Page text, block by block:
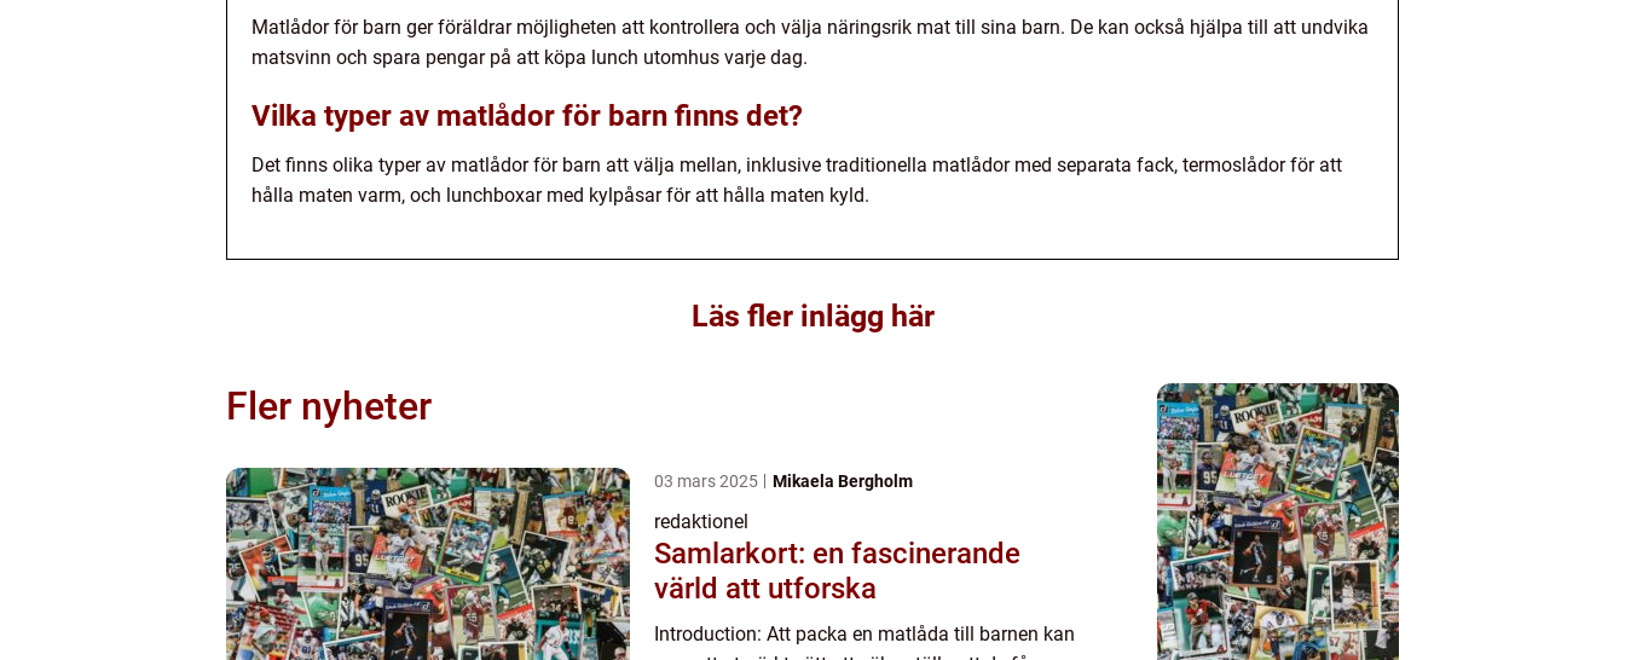
Matlådor för barn ger föräldrar möjligheten att kontrollera och välja näringsrik mat till sina barn. De kan också hjälpa till att undvika
matsvinn och spara pengar på att köpa lunch utomhus varje dag.
Vilka typer av matlådor för barn finns det?
Det finns olika typer av matlådor för barn att välja mellan, inklusive traditionella matlådor med separata fack, termoslådor för att
hålla maten varm, och lunchboxar med kylpåsar för att hålla maten kyld.
Läs fler inlägg här
Fler nyheter
03 mars 2025 Mikaela Bergholm
redaktionel
Samlarkort: en fascinerande
värld att utforska
Introduction: Att packa en matlåda till barnen kan